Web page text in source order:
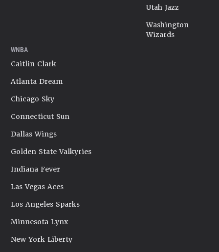
Utah Jazz
Washington
Wizards
WNBA
Caitlin Clark
Atlanta Dream
Chicago Sky
Connecticut Sun
Dallas Wings
Golden State Valkyries
Indiana Fever
Las Vegas Aces
Los Angeles Sparks
Minnesota Lynx
New York Liberty